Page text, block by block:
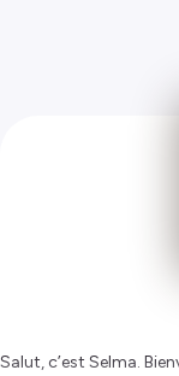
Salut, c’est Selma.